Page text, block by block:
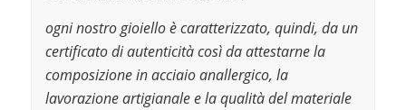
ogni nostro gioiello è caratterizzato, quindi, da un
certificato di autenticità così da attestarne la
composizione in acciaio anallergico, la
lavorazione artigianale e la qualità del materiale